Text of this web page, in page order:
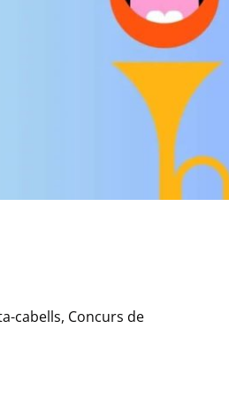
cabells, Concurs de